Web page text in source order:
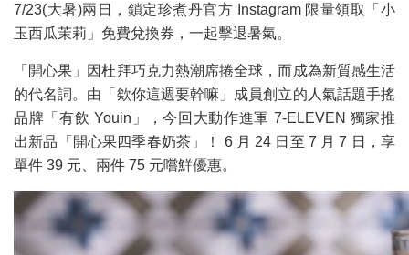
7/23(大暑)兩日，鎖定珍煮丹官方 Instagram 限量領取「小
玉西瓜茉莉」免費兌換券，一起擊退暑氣。
「開心果」因杜拜巧克力熱潮席捲全球，而成為新質感生活
的代名詞。由「欸你這週要幹嘛」成員創立的人氣話題手搖
品牌「有飲 Youin」，今回大動作進軍 7-ELEVEN 獨家推
出新品「開心果四季春奶茶」！ 6 月 24 日至 7 月 7 日，享
單件 39 元、兩件 75 元嚐鮮優惠。